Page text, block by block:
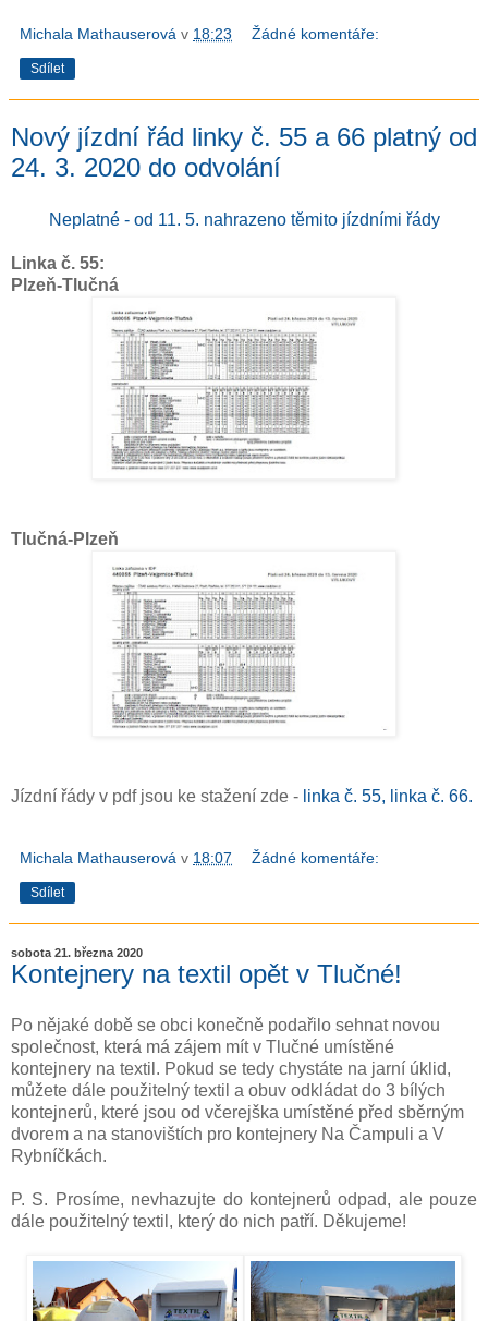
Michala Mathauserová v 18:23 Žádné komentáře:
Sdílet
Nový jízdní řád linky č. 55 a 66 platný od
24. 3. 2020 do odvolání
Neplatné - od 11. 5. nahrazeno těmito jízdními řády
Linka č. 55:
Plzeň-Tlučná
Tlučná-Plzeň
Jízdní řády v pdf jsou ke stažení zde - linka č. 55, linka č. 66.
Michala Mathauserová v 18:07 Žádné komentáře:
Sdílet
sobota 21. března 2020
Kontejnery na textil opět v Tlučné!
Po nějaké době se obci konečně podařilo sehnat novou
společnost, která má zájem mít v Tlučné umístěné
kontejnery na textil. Pokud se tedy chystáte na jarní úklid,
můžete dále použitelný textil a obuv odkládat do 3 bílých
kontejnerů, které jsou od včerejška umístěné před sběrným
dvorem a na stanovištích pro kontejnery Na Čampuli a V
Rybníčkách.
P. S. Prosíme, nevhazujte do kontejnerů odpad, ale pouze
dále použitelný textil, který do nich patří. Děkujeme!